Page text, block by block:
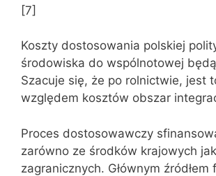
[7]
Koszty dostosowania polskiej
środowiska do wspólnotowej
Szacuje się, że po rolnictwie, jest
względem kosztów obszar
Proces dostosowawczy
zarówno ze środków krajowych
zagranicznych. Głównym źródłem